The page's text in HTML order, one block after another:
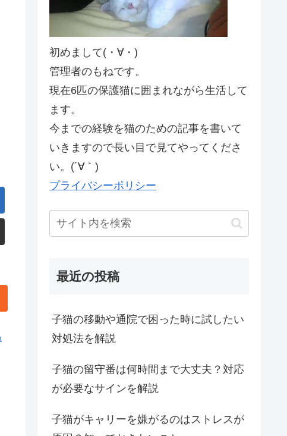
初めまして(・∀・)
管理者のもねです。
現在6匹の保護猫に囲まれながら生活して
ます。
今までの経験を猫のための記事を書いて
いきますので長い目で見てやってくださ
い。(´∀｀)
プライバシーポリシー
最近の投稿
子猫の移動や通院で困った時に試したい
対処法を解説
子猫の留守番は何時間まで大丈夫？対応
が必要なサインを解説
子猫がキャリーを嫌がるのはストレスが